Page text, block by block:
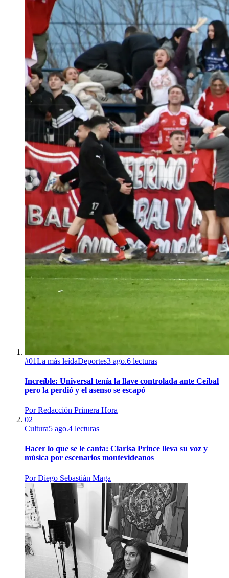
#01La más leídaDeportes3 ago.6 lecturas
Increíble: Universal tenía la llave controlada ante Ceibal
pero la perdió y el asenso se escapó
PorRedacción Primera Hora
02
Cultura5 ago.4 lecturas
Hacer lo que se le canta: Clarisa Prince lleva su voz y
música por escenarios montevideanos
PorDiego Sebastián Maga